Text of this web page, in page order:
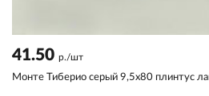
41.50 р./шт
Монте Тиберио серый 9,5x80 плинтус